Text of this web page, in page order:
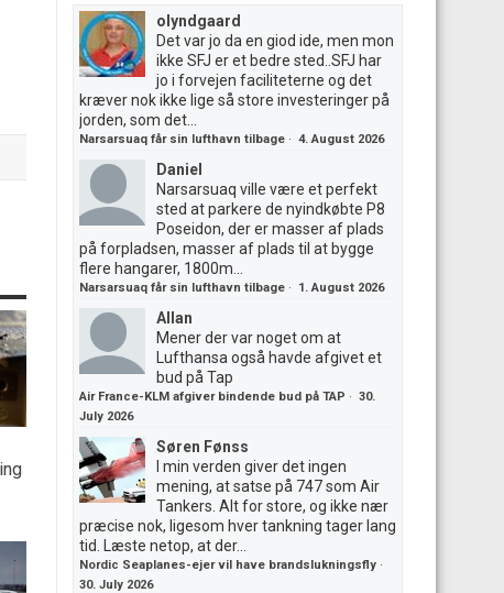
olyndgaard
Det var jo da en giod ide, men mon
ikke SFJ er et bedre sted..SFJ har
jo i forvejen faciliteterne og det
kræver nok ikke lige så store investeringer på
jorden, som det...
Narsarsuaq får sin lufthavn tilbage · 4. August 2026
Daniel
Narsarsuaq ville være et perfekt
sted at parkere de nyindkøbte P8
Poseidon, der er masser af plads
på forpladsen, masser af plads til at bygge
flere hangarer, 1800m...
Narsarsuaq får sin lufthavn tilbage · 1. August 2026
Allan
Mener der var noget om at
Lufthansa også havde afgivet et
bud på Tap
Air France-KLM afgiver bindende bud på TAP · 30.
July 2026
Søren Fønss
I min verden giver det ingen
mening, at satse på 747 som Air
Tankers. Alt for store, og ikke nær
præcise nok, ligesom hver tankning tager lang
tid. Læste netop, at der...
Nordic Seaplanes-ejer vil have brandslukningsfly ·
30. July 2026